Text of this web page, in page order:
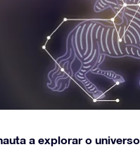
a explorar o